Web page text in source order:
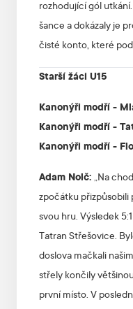
rozhodující gól
šance a dokázaly je
čisté konto, které
Starší žáci U15
Kanonýři modří -
Kanonýři modří -
Kanonýři modří -
Adam Nolč: „Na
zpočátku přizpůsobili
svou hru. Výsledek
Tatran Střešovice.
doslova mačkali
střely končily
první místo. V